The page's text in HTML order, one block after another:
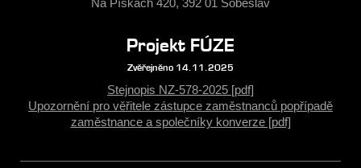
Na Pískách 420, 392 01 Soběslav
Projekt FÚZE
Zvěřejněno 14.11.2025
Stejnopis NZ-578-2025 [pdf]
Upozornění pro věřitele zástupce zaměstnanců popřípadě
zaměstnance a společníky konverze [pdf]